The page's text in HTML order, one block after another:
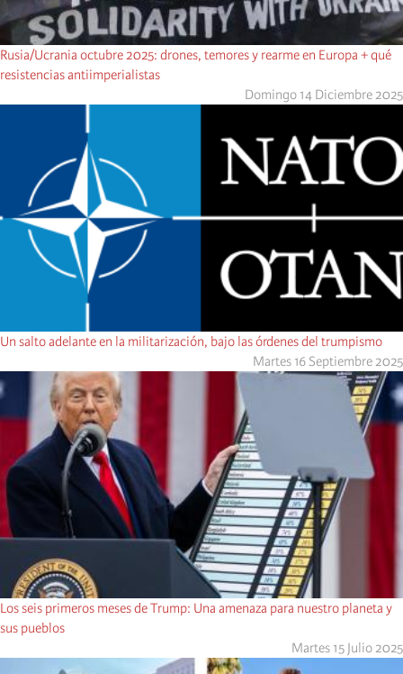
Rusia/Ucrania octubre 2025: drones, temores y rearme en Europa + qué
resistencias antiimperialistas
Domingo 14 Diciembre 2025
Un salto adelante en la militarización, bajo las órdenes del trumpismo
Martes 16 Septiembre 2025
Los seis primeros meses de Trump: Una amenaza para nuestro planeta y
sus pueblos
Martes 15 Julio 2025